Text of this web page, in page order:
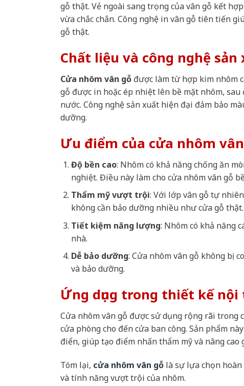
gỗ thật. Vẻ ngoài sang trọng của vân gỗ kết
vừa chắc chắn. Công nghệ in vân gỗ tiên tiến
gỗ thật.
Chất liệu và công nghệ sản
Cửa nhôm vân gỗ được làm từ hợp kim nhôm
gỗ được in hoặc ép nhiệt lên bề mặt nhôm,
nước. Công nghệ sản xuất hiện đại đảm bảo
dưỡng.
Ưu điểm của cửa nhôm
Độ bền cao: Nhôm có khả năng chống ăn
nghiệt. Điều này làm cho cửa nhôm vân gỗ
Thẩm mỹ vượt trội: Với lớp vân gỗ tự
không cần bảo dưỡng nhiều như cửa gỗ thật.
Tiết kiệm năng lượng: Nhôm có khả năng
nhà.
Dễ bảo dưỡng: Cửa nhôm vân gỗ không bị
và bảo dưỡng.
Ứng dụng trong thiết kế
Cửa nhôm vân gỗ được sử dụng rộng rãi trong
cửa phòng cho đến cửa ban công. Sản phẩm
điển, giúp tạo điểm nhấn thẩm mỹ và nâng cao
Tóm lại, cửa nhôm vân gỗ là sự lựa chọn hoàn
và tính năng vượt trội của nhôm.